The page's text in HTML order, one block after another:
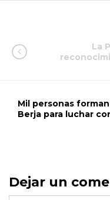
La
Mil personas
Berja para luchar
Dejar un